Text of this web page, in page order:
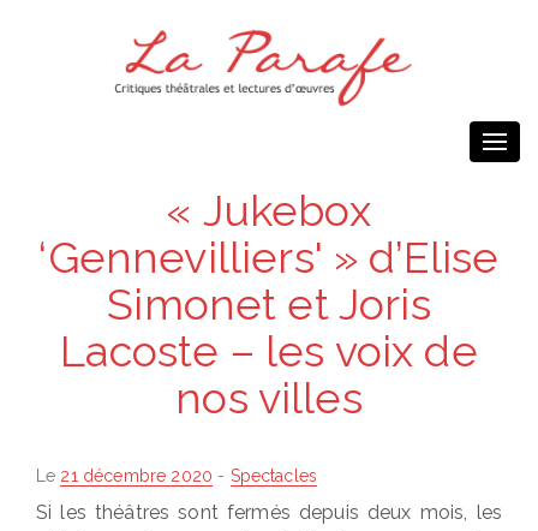
« Jukebox
‘Gennevilliers' » d’Elise
Simonet et Joris
Lacoste – les voix de
nos villes
Le Posted
on
21 décembre 2020 - Spectacles
Si les théâtres sont fermés depuis deux mois, les